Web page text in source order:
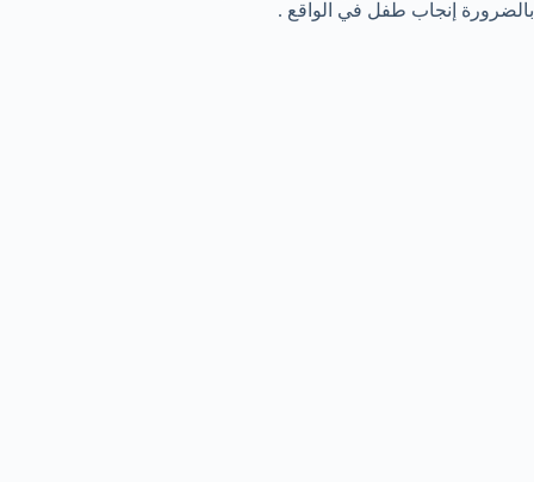
بالضرورة إنجاب طفل في الواقع .